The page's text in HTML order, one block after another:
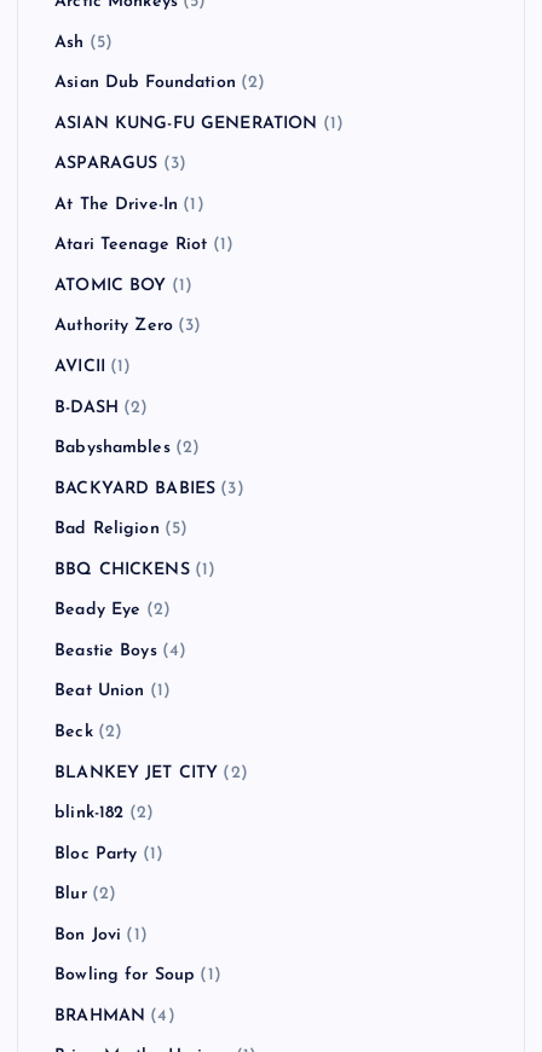
Ash (5)
Asian Dub Foundation (2)
ASIAN KUNG-FU GENERATION (1)
ASPARAGUS (3)
At The Drive-In (1)
Atari Teenage Riot (1)
ATOMIC BOY (1)
Authority Zero (3)
AVICII (1)
B-DASH (2)
Babyshambles(2)
BACKYARD BABIES (3)
Bad Religion (5)
BBQ CHICKENS(1)
Beady Eye (2)
Beastie Boys(4)
Beat Union (1)
Beck(2)
BLANKEY JET CITY (2)
blink-182 (2)
Bloc Party (1)
Blur(2)
Bon Jovi (1)
Bowling for Soup (1)
BRAHMAN (4)